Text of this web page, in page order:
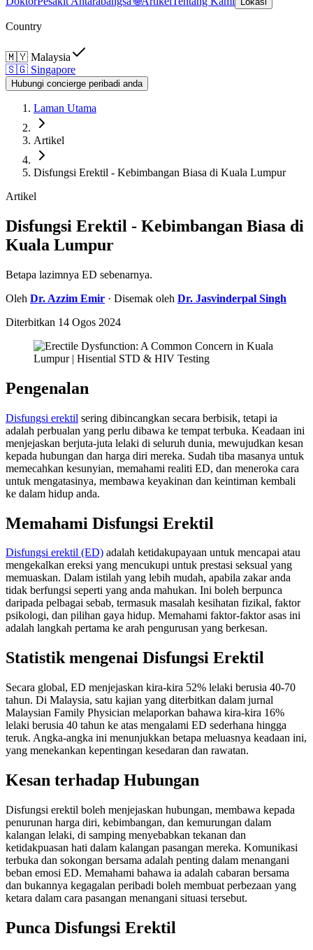
Country
🇲🇾 Malaysia
🇸🇬 Singapore
Hubungi concierge peribadi anda
Laman Utama
Artikel
Disfungsi Erektil - Kebimbangan Biasa di Kuala Lumpur
Artikel
Disfungsi Erektil - Kebimbangan Biasa di
Kuala Lumpur
Betapa lazimnya ED sebenarnya.
Oleh Dr. Azzim Emir · Disemak oleh Dr. Jasvinderpal Singh
Diterbitkan 14 Ogos 2024
Pengenalan
Disfungsi erektil sering dibincangkan secara berbisik, tetapi ia
adalah perbualan yang perlu dibawa ke tempat terbuka. Keadaan ini
menjejaskan berjuta-juta lelaki di seluruh dunia, mewujudkan kesan
kepada hubungan dan harga diri mereka. Sudah tiba masanya untuk
memecahkan kesunyian, memahami realiti ED, dan meneroka cara
untuk mengatasinya, membawa keyakinan dan keintiman kembali
ke dalam hidup anda.
Memahami Disfungsi Erektil
Disfungsi erektil (ED) adalah ketidakupayaan untuk mencapai atau
mengekalkan ereksi yang mencukupi untuk prestasi seksual yang
memuaskan. Dalam istilah yang lebih mudah, apabila zakar anda
tidak berfungsi seperti yang anda mahukan. Ini boleh berpunca
daripada pelbagai sebab, termasuk masalah kesihatan fizikal, faktor
psikologi, dan pilihan gaya hidup. Memahami faktor-faktor asas ini
adalah langkah pertama ke arah pengurusan yang berkesan.
Statistik mengenai Disfungsi Erektil
Secara global, ED menjejaskan kira-kira 52% lelaki berusia 40-70
tahun. Di Malaysia, satu kajian yang diterbitkan dalam jurnal
Malaysian Family Physician melaporkan bahawa kira-kira 16%
lelaki berusia 40 tahun ke atas mengalami ED sederhana hingga
teruk. Angka-angka ini menunjukkan betapa meluasnya keadaan ini,
yang menekankan kepentingan kesedaran dan rawatan.
Kesan terhadap Hubungan
Disfungsi erektil boleh menjejaskan hubungan, membawa kepada
penurunan harga diri, kebimbangan, dan kemurungan dalam
kalangan lelaki, di samping menyebabkan tekanan dan
ketidakpuasan hati dalam kalangan pasangan mereka. Komunikasi
terbuka dan sokongan bersama adalah penting dalam menangani
beban emosi ED. Memahami bahawa ia adalah cabaran bersama
dan bukannya kegagalan peribadi boleh membuat perbezaan yang
ketara dalam cara pasangan menangani situasi tersebut.
Punca Disfungsi Erektil